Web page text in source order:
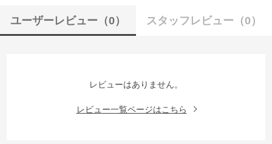
ユーザーレビュー （0） スタッフレビュー （0）
レビューはありません。
レビュー一覧ページはこちら